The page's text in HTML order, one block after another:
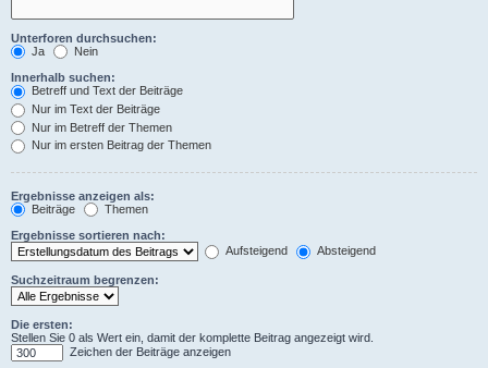
Unterforen durchsuchen:
Ja
Nein
Innerhalb suchen:
Betreff und Text der Beiträge
Nur im Text der Beiträge
Nur im Betreff der Themen
Nur im ersten Beitrag der Themen
Ergebnisse anzeigen als:
Beiträge
Themen
Ergebnisse sortieren nach:
Aufsteigend
Absteigend
Suchzeitraum begrenzen:
Die ersten:
Stellen Sie 0 als Wert ein, damit der komplette Beitrag angezeigt wird.
Zeichen der Beiträge anzeigen